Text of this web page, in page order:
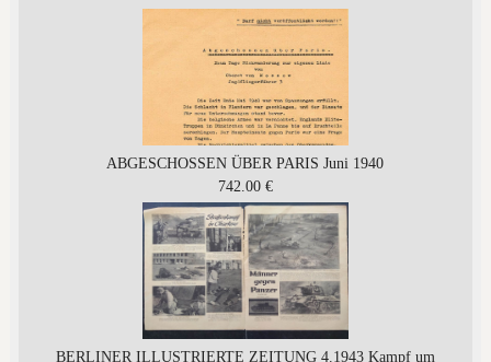
ABGESCHOSSEN ÜBER PARIS Juni 1940
742.00 €
BERLINER ILLUSTRIERTE ZEITUNG 4.1943 Kampf um